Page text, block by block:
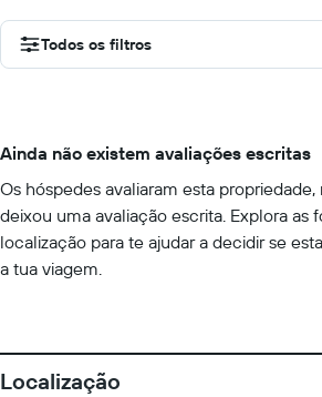
Todos os filtros
Ainda não existem avaliações escritas
Os hóspedes avaliaram esta
deixou uma avaliação escrita. Explora as
localização para te ajudar a decidir se
a tua viagem.
Localização